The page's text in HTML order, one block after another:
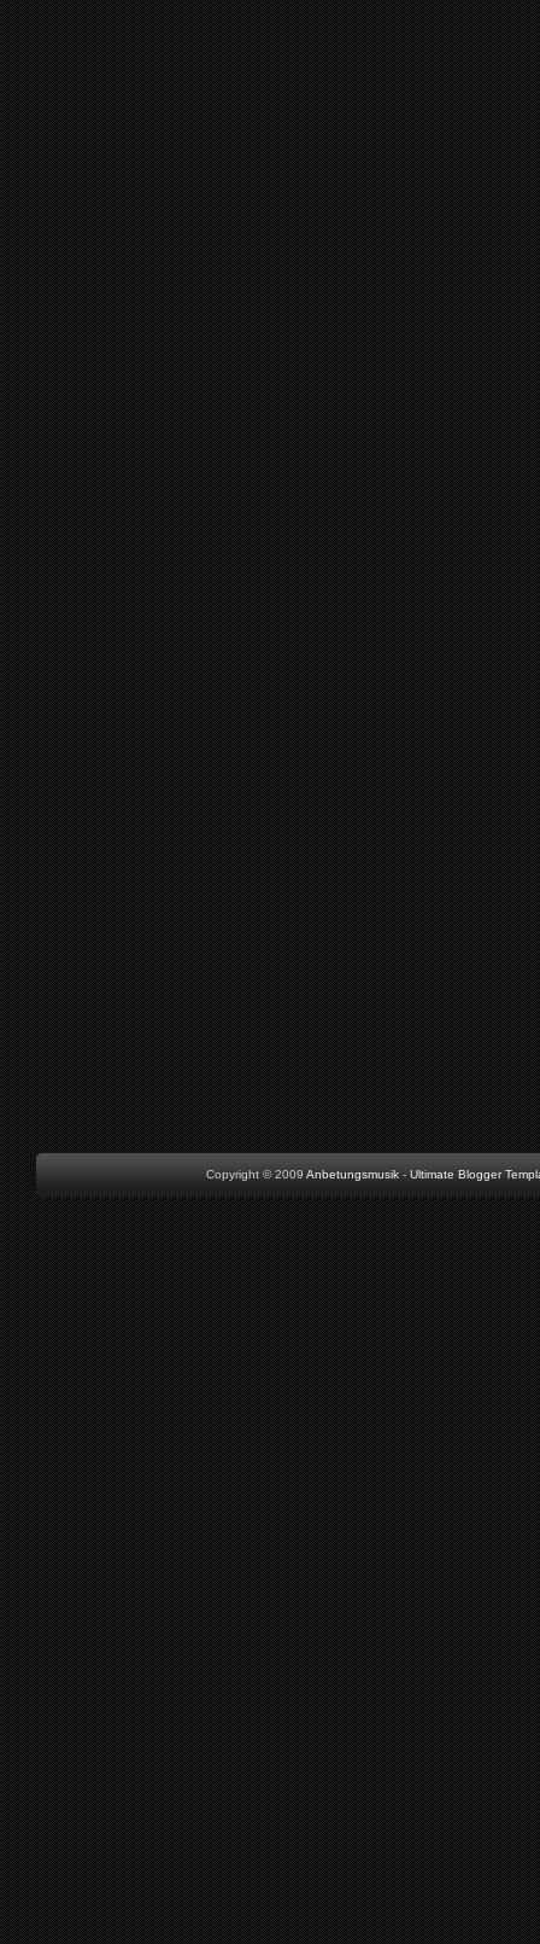
Copyright © 2009 Anbetungsmusik - Ultimate Blogger